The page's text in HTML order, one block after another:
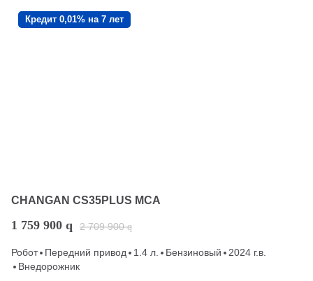
Кредит 0,01% на 7 лет
CHANGAN CS35PLUS MCA
1 759 900 q 2 709 900 q
Робот Передний привод 1.4 л. Бензиновый
2024 г.в.
Внедорожник